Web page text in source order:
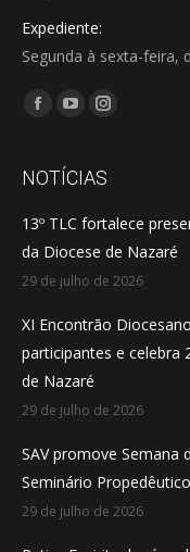
Expediente:
Segunda à sexta-feira,
Encontre-nos em:
Facebook
opens
new
window
YouTube
opens
new
window
Instagram
opens
new
window
NOTÍCIAS
13º TLC fortalece
da Diocese de Nazaré
29 de julho de 2026
XI Encontrão
participantes e celebra
de Nazaré
29 de julho de 2026
SAV promove Semana
Seminário
29 de julho de 2026